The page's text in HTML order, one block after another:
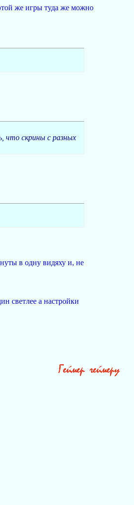
же игры туда же можно
что скрины с разных
в одну видяху и, не
светлее а настройки